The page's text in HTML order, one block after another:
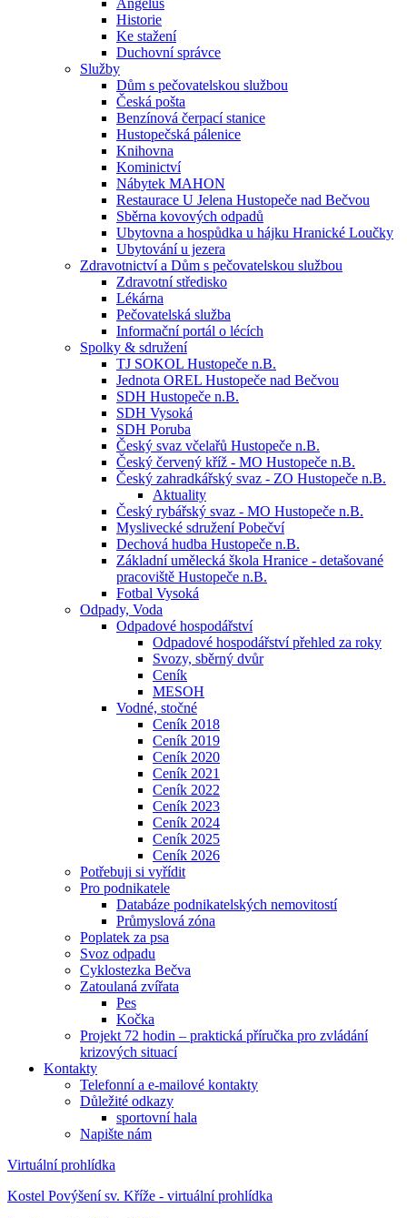
Angelus
Historie
Ke stažení
Duchovní správce
Služby
Dům s pečovatelskou službou
Česká pošta
Benzínová čerpací stanice
Hustopečská pálenice
Knihovna
Kominictví
Nábytek MAHON
Restaurace U Jelena Hustopeče nad Bečvou
Sběrna kovových odpadů
Ubytovna a hospůdka u hájku Hranické Loučky
Ubytování u jezera
Zdravotnictví a Dům s pečovatelskou službou
Zdravotní středisko
Lékárna
Pečovatelská služba
Informační portál o lécích
Spolky & sdružení
TJ SOKOL Hustopeče n.B.
Jednota OREL Hustopeče nad Bečvou
SDH Hustopeče n.B.
SDH Vysoká
SDH Poruba
Český svaz včelařů Hustopeče n.B.
Český červený kříž - MO Hustopeče n.B.
Český zahradkářský svaz - ZO Hustopeče n.B.
Aktuality
Český rybářský svaz - MO Hustopeče n.B.
Myslivecké sdružení Pobečví
Dechová hudba Hustopeče n.B.
Základní umělecká škola Hranice - detašované
pracoviště Hustopeče n.B.
Fotbal Vysoká
Odpady, Voda
Odpadové hospodářství
Odpadové hospodářství přehled za roky
Svozy, sběrný dvůr
Ceník
MESOH
Vodné, stočné
Ceník 2018
Ceník 2019
Ceník 2020
Ceník 2021
Ceník 2022
Ceník 2023
Ceník 2024
Ceník 2025
Ceník 2026
Potřebuji si vyřídit
Pro podnikatele
Databáze podnikatelských nemovitostí
Průmyslová zóna
Poplatek za psa
Svoz odpadu
Cyklostezka Bečva
Zatoulaná zvířata
Pes
Kočka
Projekt 72 hodin – praktická příručka pro zvládání
krizových situací
Kontakty
Telefonní a e-mailové kontakty
Důležité odkazy
sportovní hala
Napište nám
Virtuální prohlídka
Kostel Povýšení sv. Kříže - virtuální prohlídka